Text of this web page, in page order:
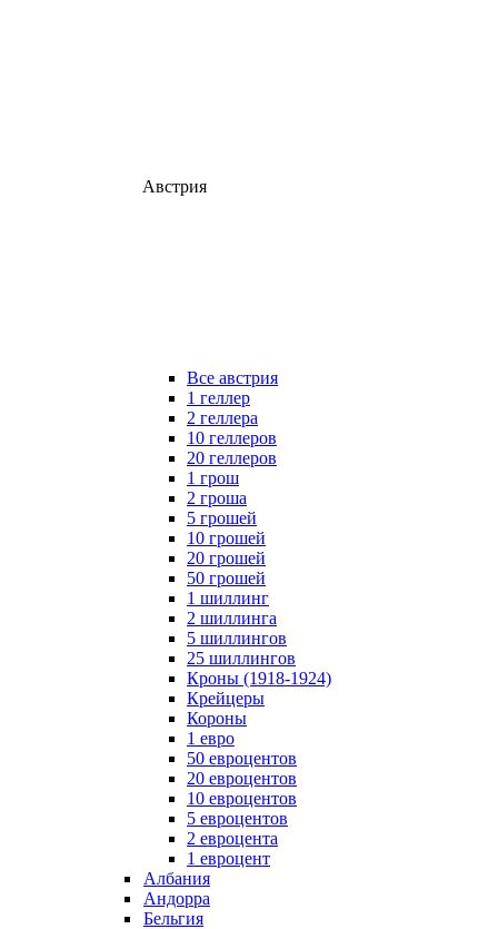
Австрия
Все австрия
1 геллер
2 геллера
10 геллеров
20 геллеров
1 грош
2 гроша
5 грошей
10 грошей
20 грошей
50 грошей
1 шиллинг
2 шиллинга
5 шиллингов
25 шиллингов
Кроны (1918-1924)
Крейцеры
Короны
1 евро
50 евроцентов
20 евроцентов
10 евроцентов
5 евроцентов
2 евроцента
1 евроцент
Албания
Андорра
Бельгия